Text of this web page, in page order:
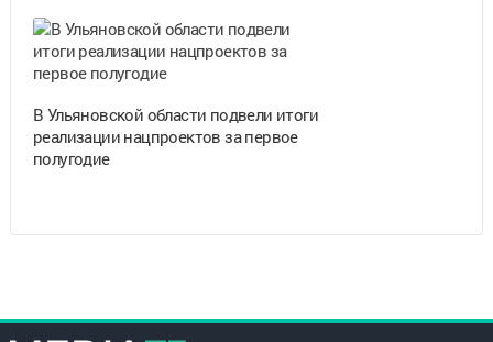
В Ульяновской области подвели итоги
реализации нацпроектов за первое
полугодие